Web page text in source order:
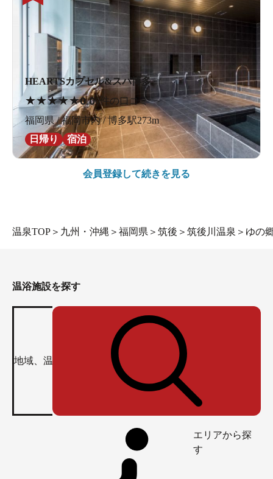
HEARTSカプセル&スパ博多
★★★★★0.00件の口コミ
福岡県 / 福岡市内 / 博多駅273m
日帰り
宿泊
会員登録して続きを見る
温泉TOP ＞ 九州・沖縄 ＞ 福岡県 ＞ 筑後 ＞ 筑後川温泉 ＞ ゆの
温浴施設を探す
エリアから探
す